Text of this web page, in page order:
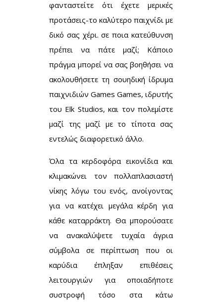
φανταστείτε ότι έχετε μερικές
προτάσεις-το καλύτερο παιχνίδι με
δικό σας χέρι. σε ποια κατεύθυνση
πρέπει να πάτε μαζί; Κάποιο
πράγμα μπορεί να σας βοηθήσει να
ακολουθήσετε τη σουηδική ίδρυμα
παιχνιδιών Games Games, ιδρυτής
του Elk Studios, και τον πολεμίστε
μαζί της μαζί με το τίποτα σας
εντελώς διαφορετικό άλλο.
Όλα τα κερδοφόρα εικονίδια και
κλιμακώνει τον πολλαπλασιαστή
νίκης λόγω του ενός, ανοίγοντας
για να κατέχει μεγάλα κέρδη για
κάθε καταρράκτη. Θα μπορούσατε
να ανακαλύψετε τυχαία άγρια
σύμβολα σε περίπτωση που οι
καρύδια έπληξαν επιθέσεις
λειτουργιών για οποιαδήποτε
συστροφή τόσο στα κάτω